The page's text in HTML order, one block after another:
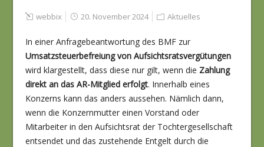
webbix 20. November 2024 Aktuelles
In einer Anfragebeantwortung des BMF zur
Umsatzsteuerbefreiung von Aufsichtsratsvergütungen
wird klargestellt, dass diese nur gilt, wenn die Zahlung
direkt an das AR-Mitglied erfolgt. Innerhalb eines
Konzerns kann das anders aussehen. Nämlich dann,
wenn die Konzernmutter einen Vorstand oder
Mitarbeiter in den Aufsichtsrat der Tochtergesellschaft
entsendet und das zustehende Entgelt durch die